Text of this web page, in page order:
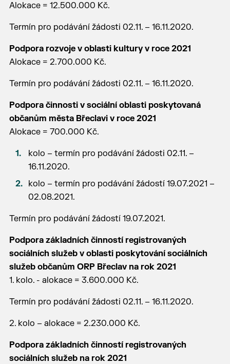
Alokace = 12.500.000 Kč.
Termín pro podávání žádosti 02.11. – 16.11.2020.
Podpora rozvoje v oblasti kultury v roce 2021
Alokace = 2.700.000 Kč.
Termín pro podávání žádosti 02.11. – 16.11.2020.
Podpora činnosti v sociální oblasti poskytovaná
občanům města Břeclavi v roce 2021
Alokace = 700.000 Kč.
kolo – termín pro podávání žádosti 02.11. –
16.11.2020.
kolo – termín pro podávání žádostí 19.07.2021 –
02.08.2021.
Termín pro podávání žádostí 19.07.2021.
Podpora základních činností registrovaných
sociálních služeb v oblasti poskytování sociálních
služeb občanům ORP Břeclav na rok 2021
1. kolo. - alokace = 3.600.000 Kč.
Termín pro podávání žádosti 02.11. – 16.11.2020.
2. kolo – alokace = 2.230.000 Kč.
Podpora základních činností registrovaných
sociálních služeb na rok 2021